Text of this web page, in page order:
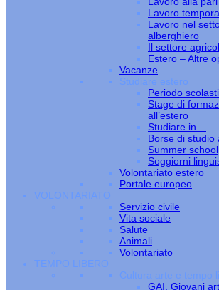
Lavoro
Lavoro nel
alberghiero
Il settore
Estero – Altre
Vacanze
Studiare estero
Periodo
Stage di
all’estero
Studiare in…
Borse di studio
Summer school
Soggiorni
Volontariato estero
Portale europeo
VOLONTARIATO
Servizio civile
Vita sociale
Salute
Animali
Volontariato
TEMPO LIBERO
Cultura arte e tempo
GAI, Giovani